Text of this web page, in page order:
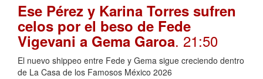
Ese Pérez y Karina Torres sufren
celos por el beso de Fede
Vigevani a Gema Garoa. 21:50
El nuevo shippeo entre Fede y Gema sigue creciendo dentro
de La Casa de los Famosos México 2026